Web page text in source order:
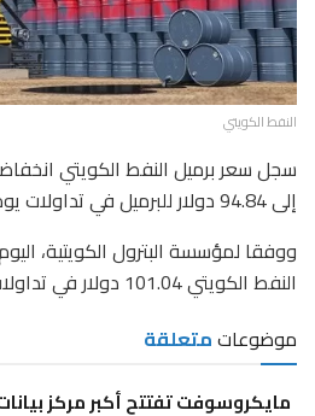
النفط الكويتي
إلى 94.84 دولار للبرميل في تداولات يوم أمس.
ووفقا لمؤسسة البترول الكويتية،
النفط الكويتي 101.04 دولار في تداولات أول أمس.
موضوعاتمتعلقة
مايكروسوفت تفتتح أكبر مركز